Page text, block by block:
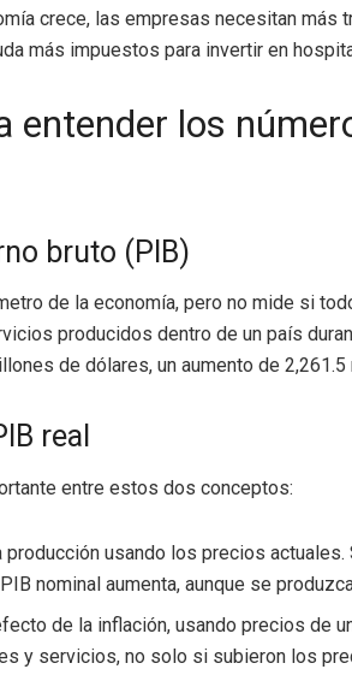
crece, las empresas necesitan más
más impuestos para invertir en
entender los
bruto (PIB)
de la economía, pero no mide si
producidos dentro de un país
de dólares, un aumento de
real
entre estos dos conceptos:
producción usando los precios
nominal aumenta, aunque se
de la inflación, usando precios de
y servicios, no solo si subieron los